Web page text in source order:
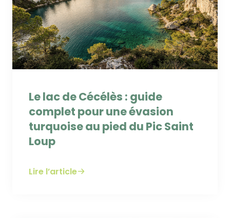
Le lac de Cécélès : guide
complet pour une évasion
turquoise au pied du Pic Saint
Loup
Lire l’article